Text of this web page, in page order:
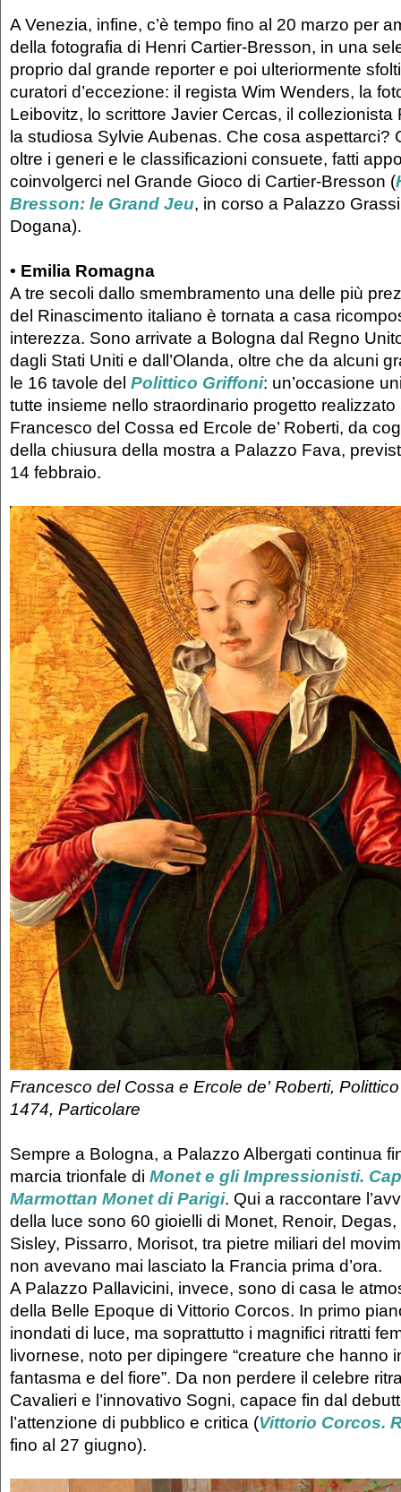
A Venezia, infine, c’è tempo fino al 20 marzo per
della fotografia di Henri Cartier-Bresson, in una
proprio dal grande reporter e poi ulteriormente
curatori d’eccezione: il regista Wim Wenders, la
Leibovitz, lo scrittore Javier Cercas, il collezionista
la studiosa Sylvie Aubenas. Che cosa aspettarci?
oltre i generi e le classificazioni consuete, fatti
coinvolgerci nel Grande Gioco di Cartier-Bresson (
Bresson: le Grand Jeu, in corso a Palazzo
Dogana).
• Emilia Romagna
A tre secoli dallo smembramento una delle più
del Rinascimento italiano è tornata a casa
interezza. Sono arrivate a Bologna dal Regno
dagli Stati Uniti e dall’Olanda, oltre che da alcuni
le 16 tavole del Polittico Griffoni: un’occasione
tutte insieme nello straordinario progetto
Francesco del Cossa ed Ercole de’ Roberti, da
della chiusura della mostra a Palazzo Fava,
14 febbraio.
Francesco del Cossa e Ercole de' Roberti,
1474, Particolare
Sempre a Bologna, a Palazzo Albergati continua
marcia trionfale di Monet e gli Impressionisti.
Marmottan Monet di Parigi. Qui a raccontare
della luce sono 60 gioielli di Monet, Renoir,
Sisley, Pissarro, Morisot, tra pietre miliari del
non avevano mai lasciato la Francia prima d’ora.
A Palazzo Pallavicini, invece, sono di casa le
della Belle Epoque di Vittorio Corcos. In primo
inondati di luce, ma soprattutto i magnifici ritratti
livornese, noto per dipingere “creature che hanno
fantasma e del fiore”. Da non perdere il celebre
Cavalieri e l’innovativo Sogni, capace fin dal
l’attenzione di pubblico e critica (Vittorio Corcos.
fino al 27 giugno).